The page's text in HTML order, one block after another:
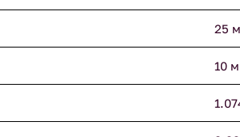
25 м
10 м